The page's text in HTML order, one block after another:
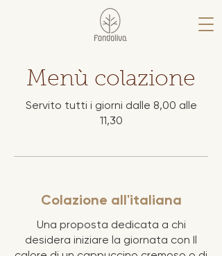
Menù colazione
Servito tutti i giorni dalle 8,00 alle
11,30
Colazione all'italiana
Una proposta dedicata a chi
desidera iniziare la giornata con Il